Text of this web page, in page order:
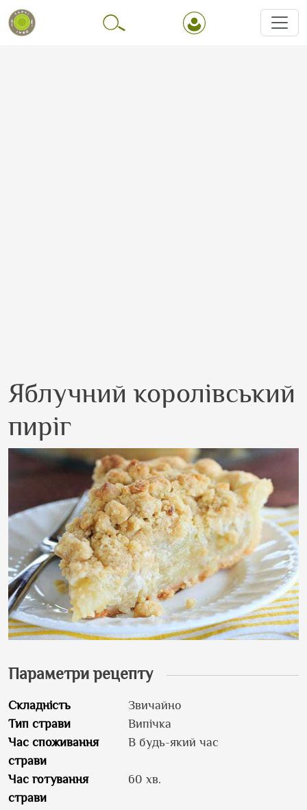
Яблучний королівський
пиріг
Параметри рецепту
Складність
Звичайно
Тип страви
Випічка
Час споживання
страви
В будь-який час
Час готування
страви
60 хв.